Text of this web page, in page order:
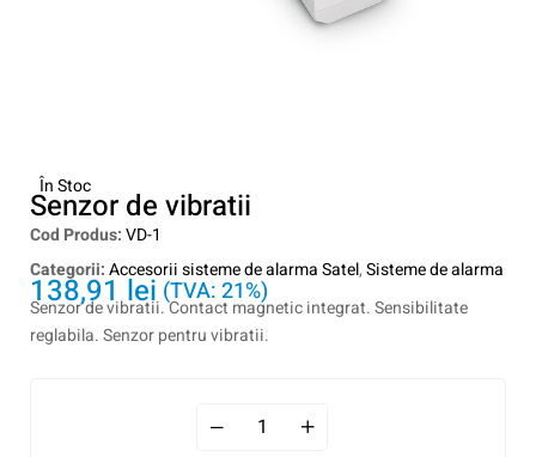
În Stoc
Senzor de vibratii
Cod Produs:VD-1
Categorii:Accesorii sisteme de alarma Satel,Sisteme de alarma
138,91lei (TVA: 21%)
Senzor de vibratii. Contact magnetic integrat. Sensibilitate
reglabila. Senzor pentru vibratii.